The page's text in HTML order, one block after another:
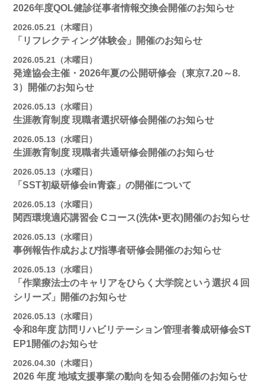
2026年度QOL健診従事者情報交換会開催のお知らせ
2026.05.21（木曜日）
「リフレクティング体験会」開催のお知らせ
2026.05.21（木曜日）
発達協会主催・2026年夏の公開研修会（東京7.20～8.
3）開催のお知らせ
2026.05.13（水曜日）
生涯教育制度 現職者選択研修会開催のお知らせ
2026.05.13（水曜日）
生涯教育制度 現職者共通研修会開催のお知らせ
2026.05.13（水曜日）
「SST初級研修会in青森」の開催について
2026.05.13（水曜日）
関西環境適応講習会 Cコース(洗体•更衣)開催のお知らせ
2026.05.13（水曜日）
事例報告作成および指導者研修会開催のお知らせ
2026.05.13（水曜日）
「作業療法士のキャリアをひらく大学院という選択４回
シリーズ」開催のお知らせ
2026.05.13（水曜日）
令和8年度 訪問リハビリテーション管理者養成研修会ST
EP1開催のお知らせ
2026.04.30（木曜日）
2026 年度 地域支援事業の動向を知る会開催のお知らせ